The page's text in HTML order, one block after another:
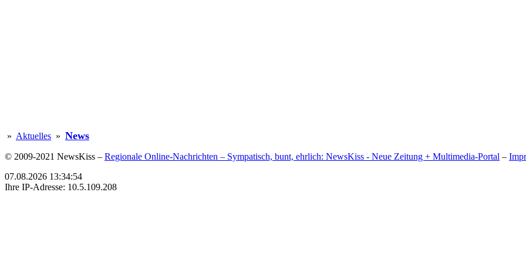
» Aktuelles » News
© 2009-2021 NewsKiss – Regionale Online-Nachrichten – Sympatisch, bunt, ehrlich: NewsKiss - Neue Zeitung + Multimedia-Portal –
07.08.2026 13:34:54
Ihre IP-Adresse: 10.5.109.208